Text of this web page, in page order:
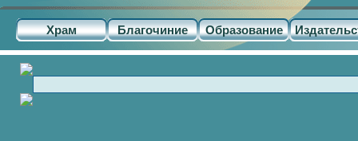
Храм Благочиние Образование